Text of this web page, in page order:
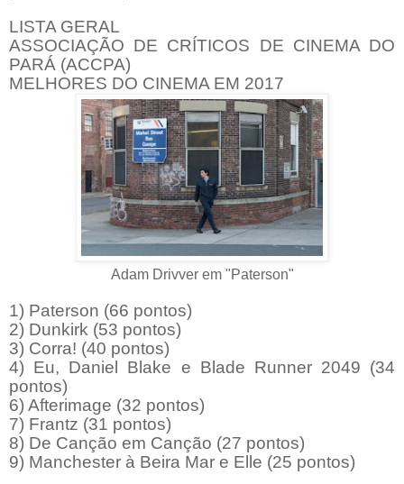
LISTA GERAL
ASSOCIAÇÃO DE CRÍTICOS DE CINEMA DO
PARÁ (ACCPA)
MELHORES DO CINEMA EM 2017
Adam Drivver em "Paterson"
1) Paterson (66 pontos)
2) Dunkirk (53 pontos)
3) Corra! (40 pontos)
4) Eu, Daniel Blake e Blade Runner 2049 (34
pontos)
6) Afterimage (32 pontos)
7) Frantz (31 pontos)
8) De Canção em Canção (27 pontos)
9) Manchester à Beira Mar e Elle (25 pontos)